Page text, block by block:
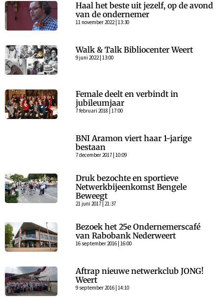
Haal het beste uit jezelf, op de avond
van de ondernemer
11 november 2022 | 13:30
Walk & Talk Bibliocenter Weert
9 juni 2022 | 13:00
Female deelt en verbindt in
jubileumjaar
7 februari 2018 | 17:00
BNI Aramon viert haar 1-jarige
bestaan
7 december 2017 | 10:09
Druk bezochte en sportieve
Netwerkbijeenkomst Bengele
Beweegt
21 juni 2017 | 21:37
Bezoek het 25e Ondernemerscafé
van Rabobank Nederweert
16 september 2016 | 16:00
Aftrap nieuwe netwerkclub JONG!
Weert
9 september 2016 | 14:10